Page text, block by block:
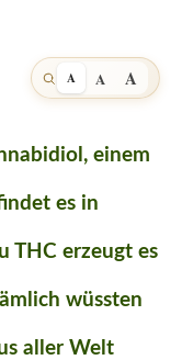
A A A
einem
es in
THC erzeugt es
wüssten
aller Welt